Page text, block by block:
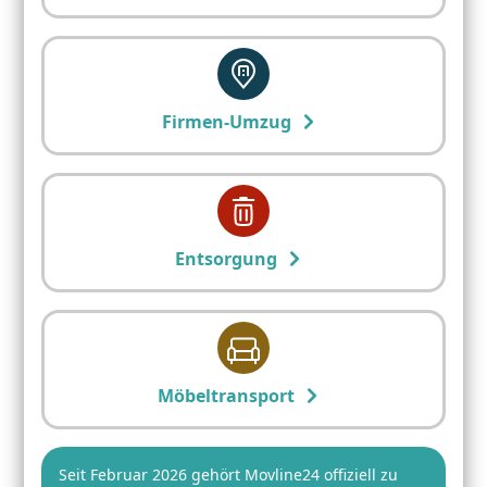
Firmen-Umzug
Entsorgung
Möbeltransport
Seit Februar 2026 gehört Movline24 offiziell zu